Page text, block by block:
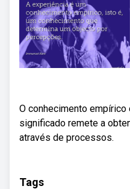
O conhecimento empírico
significado remete a
através de processos.
Tags